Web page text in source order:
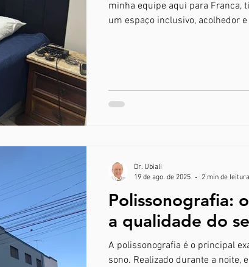
minha equipe aqui para Franca,
um espaço inclusivo, acolhedor
Polissonografia:
a qualidade do
A polissonografia é o principal
sono. Realizado durante a noite,
Dr. Ubiali
19 de ago. de 2025
2 min de leitura